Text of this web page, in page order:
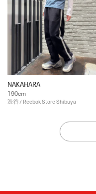
NAKAHARA
190cm
渋谷 / Reebok Store Shibuya